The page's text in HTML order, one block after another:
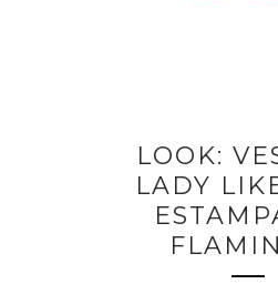
LOOK:
LADY